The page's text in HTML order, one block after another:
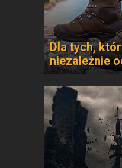
Dla tych,
niezależnie